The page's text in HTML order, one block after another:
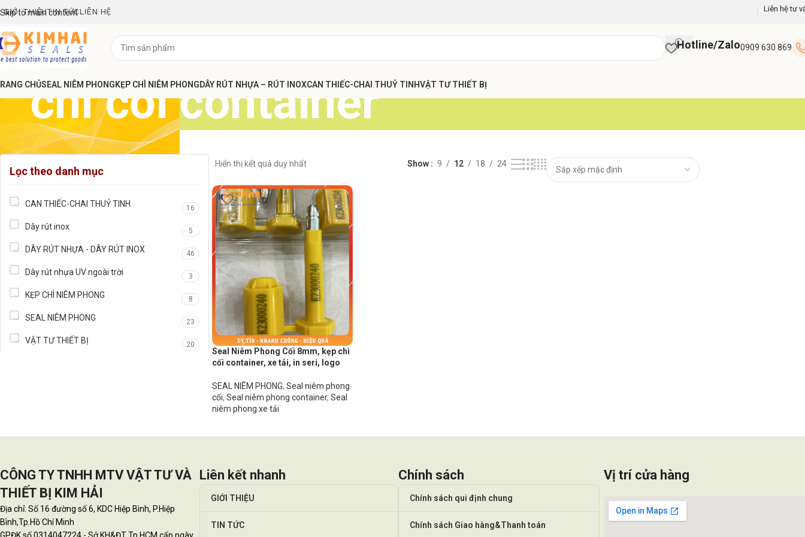
Skip to main content
GIỚI THIỆUTIN TỨC LIÊN HỆ Liên hệ tư
Hotline/Zalo0909 630 869
CHỦSEAL NIÊM PHONGKẸP CHÌ NIÊM PHONGDÂY RÚT NHỰA – RÚT INOXCAN THIẾC-CHAI THUỶ TINHVẬT TƯ THIẾT BỊ
chì cối container
Lọc theo danh mục
CAN THIẾC-CHAI THUỶ TINH 16
Dây rút inox 5
DÂY RÚT NHỰA - DÂY RÚT INOX 46
Dây rút nhựa UV ngoài trời 3
KẸP CHÌ NIÊM PHONG 8
SEAL NIÊM PHONG 23
VẬT TƯ THIẾT BỊ 20
Hiển thị kết quả duy nhất Show 9 12 18 24
Seal Niêm Phong Cối 8mm, kẹp chì
cối container, xe tải, in seri, logo
SEAL NIÊM PHONG, Seal niêm phong
cối, Seal niêm phong container, Seal
niêm phong xe tải
CÔNG TY TNHH MTV VẬT TƯ VÀ
THIẾT BỊ KIM HẢI
Địa chỉ: Số 16 đường số 6, KDC Hiệp Bình, P.Hiệp
Bình,Tp.Hồ Chí Minh
Liên kết nhanh
GIỚI THIỆU
TIN TỨC
Chính sách
Chính sách qui định chung
Chính sách Giao hàng&Thanh toán
Vị trí cửa hàng